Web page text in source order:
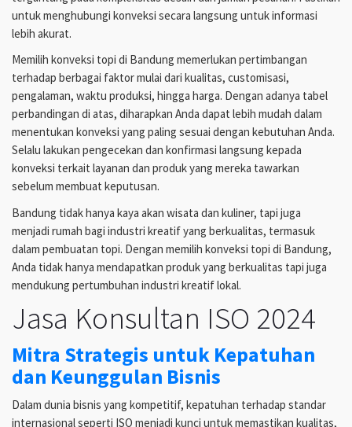
untuk menghubungi konveksi secara langsung untuk informasi
lebih akurat.
Memilih konveksi topi di Bandung memerlukan pertimbangan
terhadap berbagai faktor mulai dari kualitas, customisasi,
pengalaman, waktu produksi, hingga harga. Dengan adanya tabel
perbandingan di atas, diharapkan Anda dapat lebih mudah dalam
menentukan konveksi yang paling sesuai dengan kebutuhan Anda.
Selalu lakukan pengecekan dan konfirmasi langsung kepada
konveksi terkait layanan dan produk yang mereka tawarkan
sebelum membuat keputusan.
Bandung tidak hanya kaya akan wisata dan kuliner, tapi juga
menjadi rumah bagi industri kreatif yang berkualitas, termasuk
dalam pembuatan topi. Dengan memilih konveksi topi di Bandung,
Anda tidak hanya mendapatkan produk yang berkualitas tapi juga
mendukung pertumbuhan industri kreatif lokal.
Jasa Konsultan ISO 2024
Mitra Strategis untuk Kepatuhan
dan Keunggulan Bisnis
Dalam dunia bisnis yang kompetitif, kepatuhan terhadap standar
internasional seperti ISO menjadi kunci untuk memastikan kualitas,